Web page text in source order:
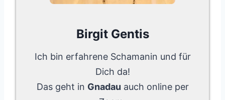
Birgit Gentis
Ich bin erfahrene Schamanin und für
Dich da!
Das geht in Gnadau auch online per